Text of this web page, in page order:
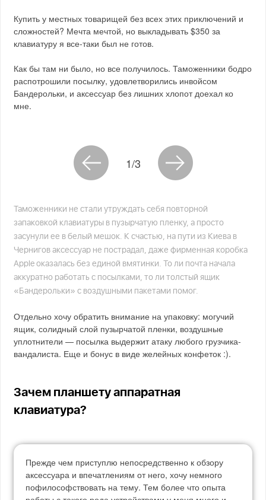
Купить у местных товарищей без всех этих приключений и
сложностей? Мечта мечтой, но выкладывать $350 за
клавиатуру я все-таки был не готов.
Как бы там ни было, но все получилось. Таможенники бодро
распотрошили посылку, удовлетворились инвойсом
Бандерольки, и аксессуар без лишних хлопот доехал ко
мне.
1/3
Таможенники не стали утруждать себя повторной
запаковкой клавиатуры в пузырчатую пленку, а просто
засунули ее в белый мешок. К счастью, на пути из Киева в
Чернигов аксессуар не пострадал, даже фирменная коробка
Apple оказалась без единой вмятинки. То ли почта начала
аккуратно работать с посылками, то ли толстый ящик
«Бандерольки» с воздушными пакетами помог.
Отдельно хочу обратить внимание на упаковку: могучий
ящик, солидный слой пузырчатой пленки, воздушные
уплотнители — посылка выдержит атаку любого грузчика-
вандалиста. Еще и бонус в виде желейных конфеток :).
Зачем планшету аппаратная
клавиатура?
Прежде чем приступлю непосредственно к обзору
аксессуара и впечатлениям от него, хочу немного
пофилософствовать на тему. Тем более что опыта